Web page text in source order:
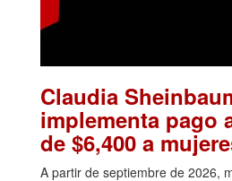
Claudia
implementa pago
de $6,400 a
A partir de septiembre de 2026,